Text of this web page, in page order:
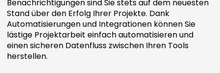
Benachrichtigungen sind Sie stets auf dem neuesten
Stand über den Erfolg Ihrer Projekte. Dank
Automatisierungen und Integrationen können Sie
lästige Projektarbeit einfach automatisieren und
einen sicheren Datenfluss zwischen Ihren Tools
herstellen.